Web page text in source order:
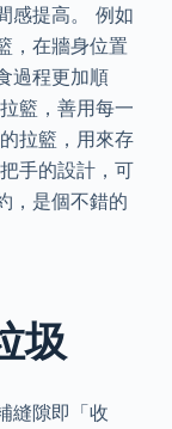
感提高。 例如
，在牆身位置
過程更加順
籃，善用每一
拉籃，用來存
手的設計，可
，是個不錯的
圾
縫隙即「收